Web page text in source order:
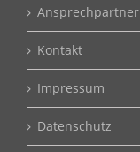
Ansprechpartner
Kontakt
Impressum
Datenschutz